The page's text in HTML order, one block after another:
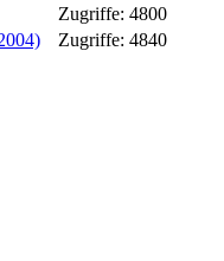
Zugriffe: 4800
Zugriffe: 4840